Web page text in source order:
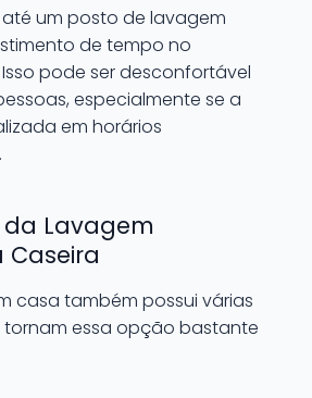
até um posto de lavagem
de tempo no
pode ser desconfortável
especialmente se a
em horários
Lavagem
casa também possui várias
essa opção bastante